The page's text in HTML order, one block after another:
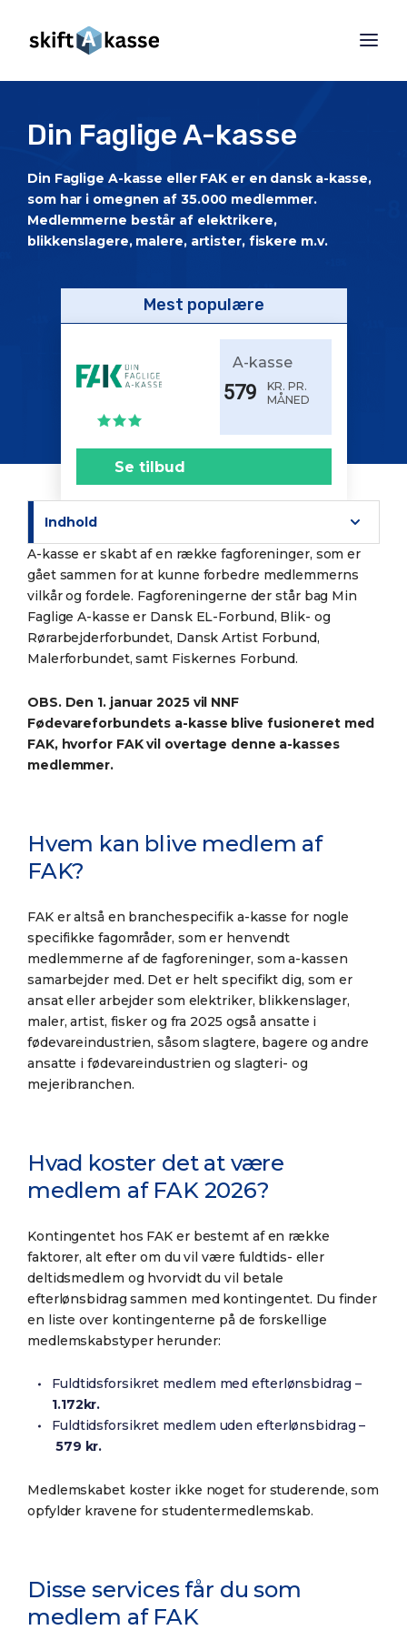
Din Faglige A-kasse
Din Faglige A-kasse eller FAK er en dansk a-kasse,
som har i omegnen af 35.000 medlemmer.
Medlemmerne består af elektrikere,
blikkenslagere, malere, artister, fiskere m.v.
Mest populære
A-kasse
579
KR. PR.
MÅNED
Se tilbud
A-kasse er skabt af en række fagforeninger, som er
gået sammen for at kunne forbedre medlemmerns
vilkår og fordele. Fagforeningerne der står bag Min
Faglige A-kasse er Dansk EL-Forbund, Blik- og
Rørarbejderforbundet, Dansk Artist Forbund,
Malerforbundet, samt Fiskernes Forbund.
OBS. Den 1. januar 2025 vil NNF
Fødevareforbundets a-kasse blive fusioneret med
FAK, hvorfor FAK vil overtage denne a-kasses
medlemmer.
Hvem kan blive medlem af
FAK?
FAK er altså en branchespecifik a-kasse for nogle
specifikke fagområder, som er henvendt
medlemmerne af de fagforeninger, som a-kassen
samarbejder med. Det er helt specifikt dig, som er
ansat eller arbejder som elektriker, blikkenslager,
maler, artist, fisker og fra 2025 også ansatte i
fødevareindustrien, såsom slagtere, bagere og andre
ansatte i fødevareindustrien og slagteri- og
mejeribranchen.
Hvad koster det at være
medlem af FAK 2026?
Kontingentet hos FAK er bestemt af en række
faktorer, alt efter om du vil være fuldtids- eller
deltidsmedlem og hvorvidt du vil betale
efterlønsbidrag sammen med kontingentet. Du finder
en liste over kontingenterne på de forskellige
medlemskabstyper herunder:
Fuldtidsforsikret medlem med efterlønsbidrag –
1.172kr.
Fuldtidsforsikret medlem uden efterlønsbidrag –
579 kr.
Medlemskabet koster ikke noget for studerende, som
opfylder kravene for studentermedlemskab.
Disse services får du som
medlem af FAK
Indhold